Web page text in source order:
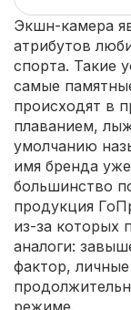
Экшн-камера
атрибутов
спорта. Такие
самые
происходят в
плаванием,
умолчанию
имя бренда
большинство
продукция
из-за которых
аналоги:
фактор,
режиме.